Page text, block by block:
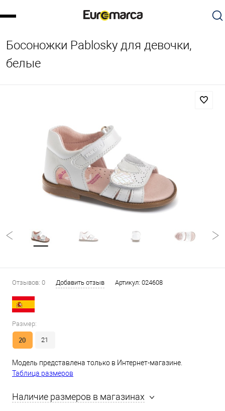
Босоножки Pablosky для девочки,
белые
Отзывов: 0 Добавить отзыв Артикул: 024608
Размер:
20 21
Модель представлена только в Интернет-магазине.
Таблица размеров
Наличие размеров в магазинах